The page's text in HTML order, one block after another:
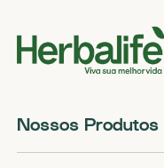
Nossos Produtos